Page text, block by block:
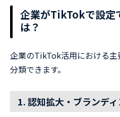
企業がTikTokで設定
は？
企業のTikTok活用における
分類できます。
1. 認知拡大・ブランデ